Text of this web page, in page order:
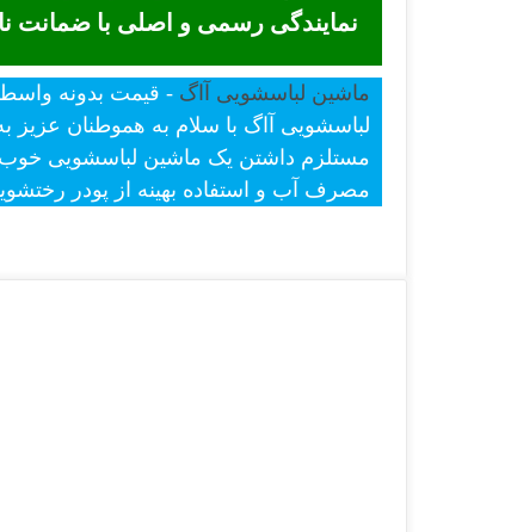
نمایندگی رسمی و اصلی با ضمانت
ماشین لباسشویی آاگ
لباسشویی آاگ با سلام به هموطنان
مستلزم داشتن یک ماشین لباسشویی خوب
مصرف آب و استفاده بهینه از پودر